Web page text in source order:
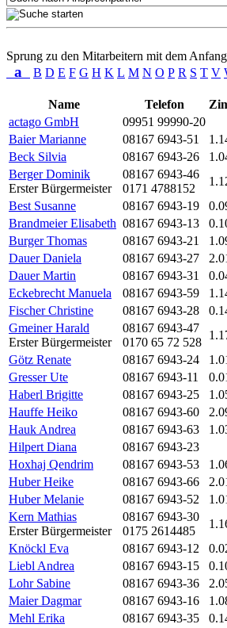
Sprung zu den Mitarbeitern mit dem
a B D E F G H K L M N O P R S T V
Name
Telefon
actago GmbH
09951 99990-20
Baier Marianne
08167 6943-51
Beck Silvia
08167 6943-26
Berger Dominik
Erster Bürgermeister
08167 6943-46
0171 4788152
Best Susanne
08167 6943-19
Brandmeier Elisabeth 08167 6943-13
Burger Thomas
08167 6943-21
Dauer Daniela
08167 6943-27
Dauer Martin
08167 6943-31
Eckebrecht Manuela
08167 6943-59
Fischer Christine
08167 6943-28
Gmeiner Harald
Erster Bürgermeister
08167 6943-47
0170 65 72 528
Götz Renate
08167 6943-24
Gresser Ute
08167 6943-11
Haberl Brigitte
08167 6943-25
Hauffe Heiko
08167 6943-60
Hauk Andrea
08167 6943-63
Hilpert Diana
08167 6943-23
Hoxhaj Qendrim
08167 6943-53
Huber Heike
08167 6943-66
Huber Melanie
08167 6943-52
Kern Mathias
Erster Bürgermeister
08167 6943-30
0175 2614485
Knöckl Eva
08167 6943-12
Liebl Andrea
08167 6943-15
Lohr Sabine
08167 6943-36
Maier Dagmar
08167 6943-16
Mehl Erika
08167 6943-35